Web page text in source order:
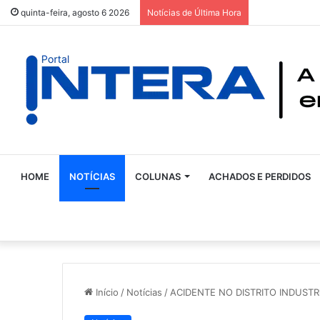
quinta-feira, agosto 6 2026 Notícias de Última Hora
HOME NOTÍCIAS COLUNAS ACHADOS E PERDIDOS
Início / Notícias / ACIDENTE NO DISTRITO